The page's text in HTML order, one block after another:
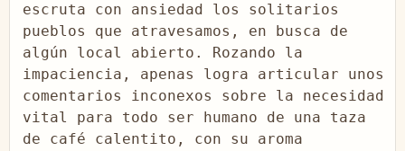
escruta con ansiedad los solitarios
pueblos que atravesamos, en busca de
algún local abierto. Rozando la
impaciencia, apenas logra articular unos
comentarios inconexos sobre la necesidad
vital para todo ser humano de una taza
de café calentito, con su aroma